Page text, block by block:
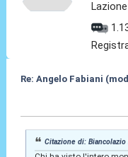
Re: Angelo Fabiani
Citazione di: